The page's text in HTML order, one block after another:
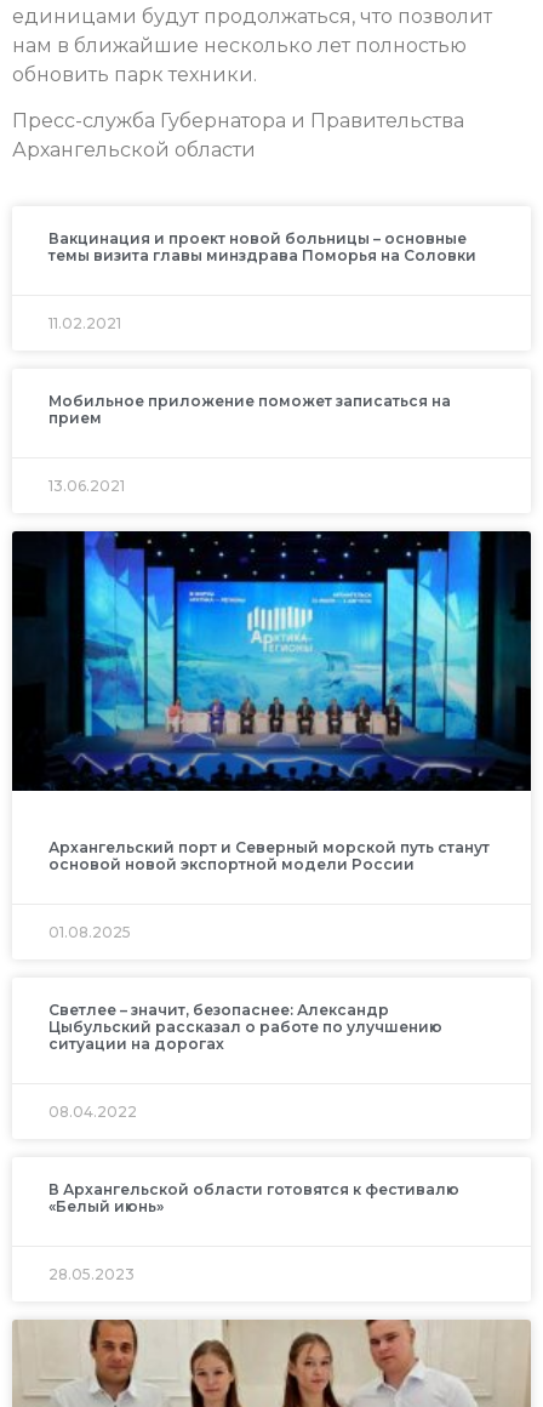
единицами будут продолжаться, что позволит
нам в ближайшие несколько лет полностью
обновить парк техники.
Пресс-служба Губернатора и Правительства
Архангельской области
Вакцинация и проект новой больницы – основные
темы визита главы минздрава Поморья на Соловки
11.02.2021
Мобильное приложение поможет записаться на
прием
13.06.2021
Архангельский порт и Северный морской путь станут
основой новой экспортной модели России
01.08.2025
Светлее – значит, безопаснее: Александр
Цыбульский рассказал о работе по улучшению
ситуации на дорогах
08.04.2022
В Архангельской области готовятся к фестивалю
«Белый июнь»
28.05.2023